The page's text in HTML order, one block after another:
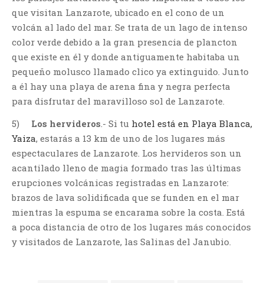
que visitan Lanzarote, ubicado en el cono de un
volcán al lado del mar. Se trata de un lago de intenso
color verde debido a la gran presencia de plancton
que existe en él y donde antiguamente habitaba un
pequeño molusco llamado clico ya extinguido. Junto
a él hay una playa de arena fina y negra perfecta
para disfrutar del maravilloso sol de Lanzarote.
5) Los hervideros .- Si tu hotel está en Playa Blanca,
Yaiza, estarás a 13 km de uno de los lugares más
espectaculares de Lanzarote. Los hervideros son un
acantilado lleno de magia formado tras las últimas
erupciones volcánicas registradas en Lanzarote:
brazos de lava solidificada que se funden en el mar
mientras la espuma se encarama sobre la costa. Está
a poca distancia de otro de los lugares más conocidos
y visitados de Lanzarote, las Salinas del Janubio.